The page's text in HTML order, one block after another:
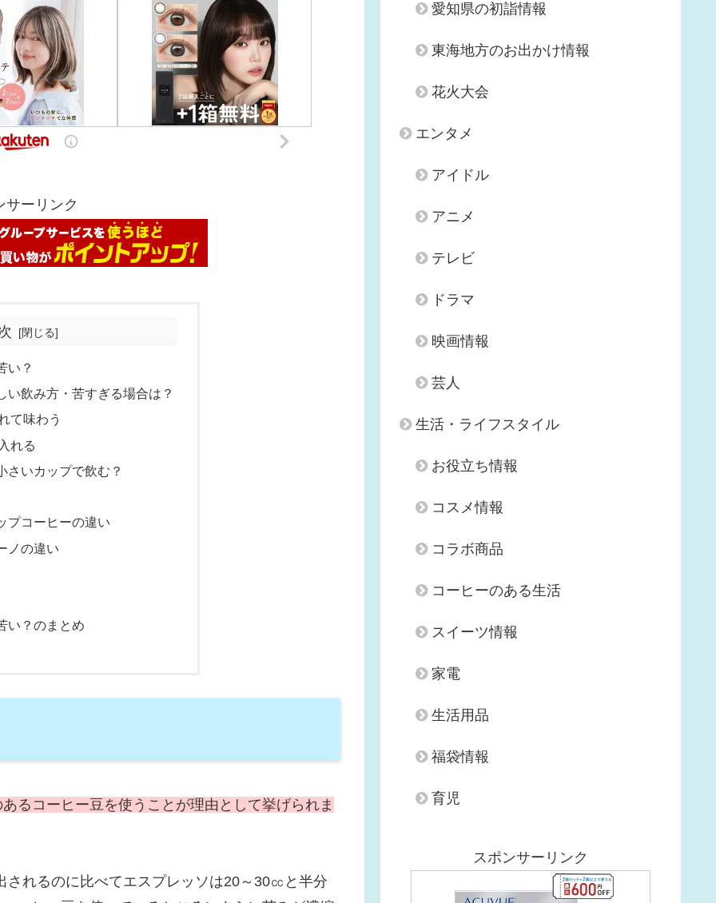
サーリンク
い？
い飲み方・苦すぎる場合は？
て味わう
れる
さいカップで飲む？
プコーヒーの違い
ノの違い
い？のまとめ
るコーヒー豆を使うことが理由として挙げられま
れるのに比べてエスプレッソは20～30㏄と半分
愛知県の初詣情報
東海地方のお出かけ情報
花火大会
エンタメ
アイドル
アニメ
テレビ
ドラマ
映画情報
芸人
生活・ライフスタイル
お役立ち情報
コスメ情報
コラボ商品
コーヒーのある生活
スイーツ情報
家電
生活用品
福袋情報
育児
スポンサーリンク